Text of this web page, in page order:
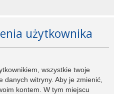
użytkownika
wszystkie twoje
danych witryny. Aby je zmienić,
kontem. W tym miejscu